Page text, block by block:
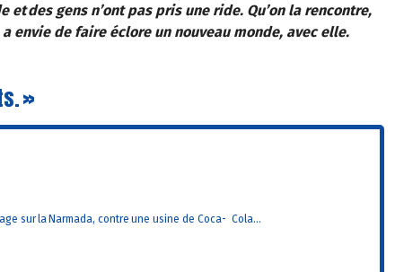
des gens n’ont pas pris une ride. Qu’on la rencontre,
envie de faire éclore un nouveau monde, avec elle.
»
sur la Narmada, contre une usine de Coca- Cola…